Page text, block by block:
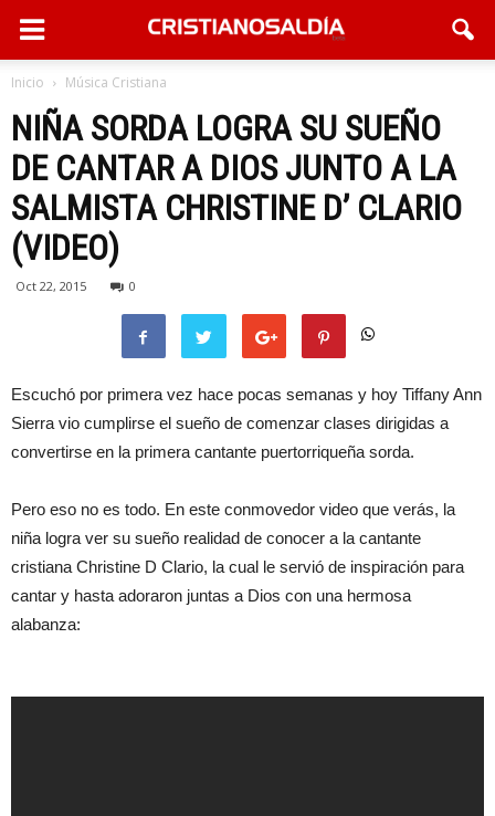
Inicio Música Cristiana
NIÑA SORDA LOGRA SU SUEÑO
DE CANTAR A DIOS JUNTO A LA
SALMISTA CHRISTINE D’ CLARIO
(VIDEO)
Oct 22, 2015 0
Escuchó por primera vez hace pocas semanas y hoy Tiffany Ann
Sierra vio cumplirse el sueño de comenzar clases dirigidas a
convertirse en la primera cantante puertorriqueña sorda.
Pero eso no es todo. En este conmovedor video que verás, la
niña logra ver su sueño realidad de conocer a la cantante
cristiana Christine D Clario, la cual le servió de inspiración para
cantar y hasta adoraron juntas a Dios con una hermosa
alabanza: